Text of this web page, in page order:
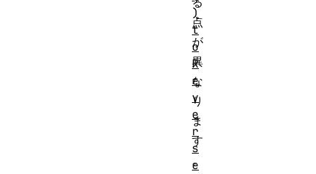
点
が
異
な
り
ま
す
。
)
t
o
R
e
v
e
r
s
e